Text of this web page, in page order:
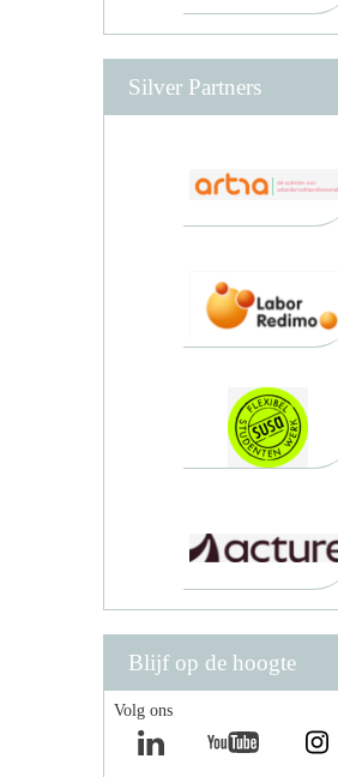
Silver Partners
Blijf op de hoogte
Volg ons